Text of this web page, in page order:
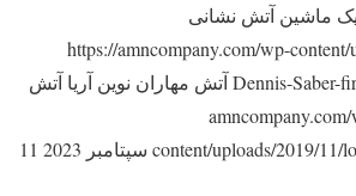
https://amncompany.com/wp-
Dennis-Saber-آتش مهاران نوین آریا آتش
//
content/uploads/2019/11/
11